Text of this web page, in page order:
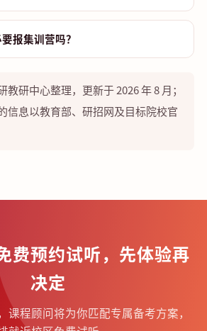
报集训营吗？
研中心整理，更新于 2026 年 8 月；
信息以教育部、研招网及目标院校官
费预约试听，先体验再
决定
课程顾问将为你匹配专属备考方案，